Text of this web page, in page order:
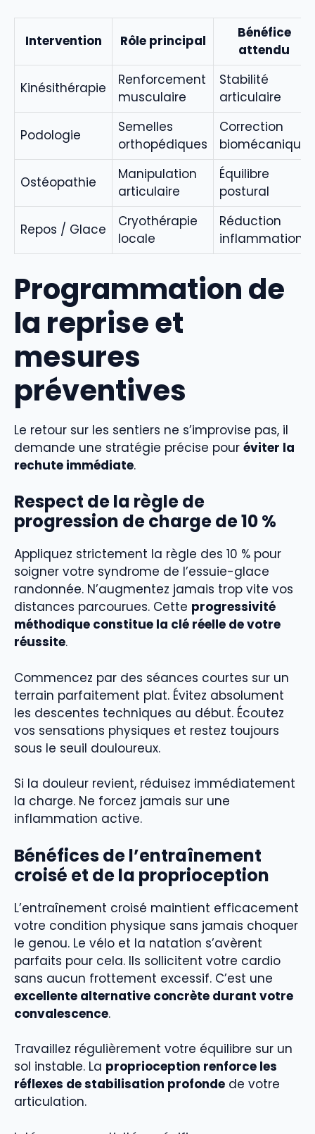
Intervention Rôle principal
Bénéfice
attendu
Kinésithérapie
Renforcement
musculaire
Stabilité
articulaire
Podologie
Semelles
orthopédiques
Correction
biomécanique
Ostéopathie
Manipulation
articulaire
Équilibre
postural
Repos / Glace
Cryothérapie
locale
Réduction
inflammation
Programmation de
la reprise et
mesures
préventives
Le retour sur les sentiers ne s’improvise pas, il
demande une stratégie précise pour éviter la
rechute immédiate.
Respect de la règle de
progression de charge de 10 %
Appliquez strictement la règle des 10 % pour
soigner votre syndrome de l’essuie-glace
randonnée. N’augmentez jamais trop vite vos
distances parcourues. Cette progressivité
méthodique constitue la clé réelle de votre
réussite.
Commencez par des séances courtes sur un
terrain parfaitement plat. Évitez absolument
les descentes techniques au début. Écoutez
vos sensations physiques et restez toujours
sous le seuil douloureux.
Si la douleur revient, réduisez immédiatement
la charge. Ne forcez jamais sur une
inflammation active.
Bénéfices de l’entraînement
croisé et de la proprioception
L’entraînement croisé maintient efficacement
votre condition physique sans jamais choquer
le genou. Le vélo et la natation s’avèrent
parfaits pour cela. Ils sollicitent votre cardio
sans aucun frottement excessif. C’est une
excellente alternative concrète durant votre
convalescence.
Travaillez régulièrement votre équilibre sur un
sol instable. La proprioception renforce les
réflexes de stabilisation profonde de votre
articulation.